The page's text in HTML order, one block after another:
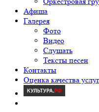
Афиша
Галерея
Фото
Видео
Слушать
Тексты песен
Контакты
Оценка качества